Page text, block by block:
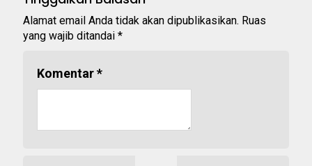
Alamat email Anda tidak akan dipublikasikan. Ruas
yang wajib ditandai *
Komentar*